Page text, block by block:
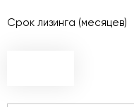
Срок лизинга (месяцев)